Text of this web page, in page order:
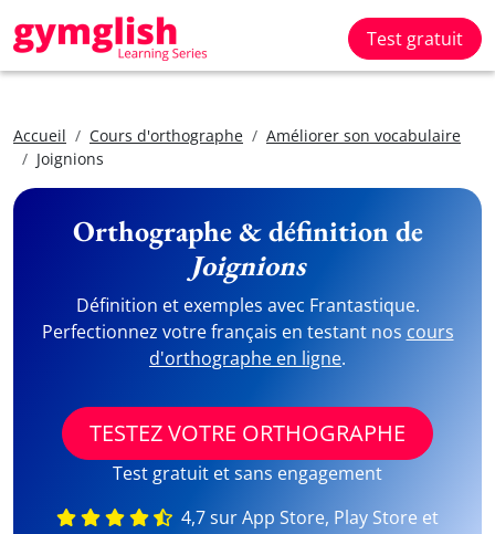
Test gratuit
Accueil Cours d'orthographe
Améliorer son vocabulaire
Joignions
Orthographe & définition de
Joignions
Définition et exemples avec Frantastique.
Perfectionnez votre français en testant nos cours
d'orthographe en ligne.
TESTEZ VOTRE ORTHOGRAPHE
Test gratuit et sans engagement
4,7 sur App Store, Play Store et